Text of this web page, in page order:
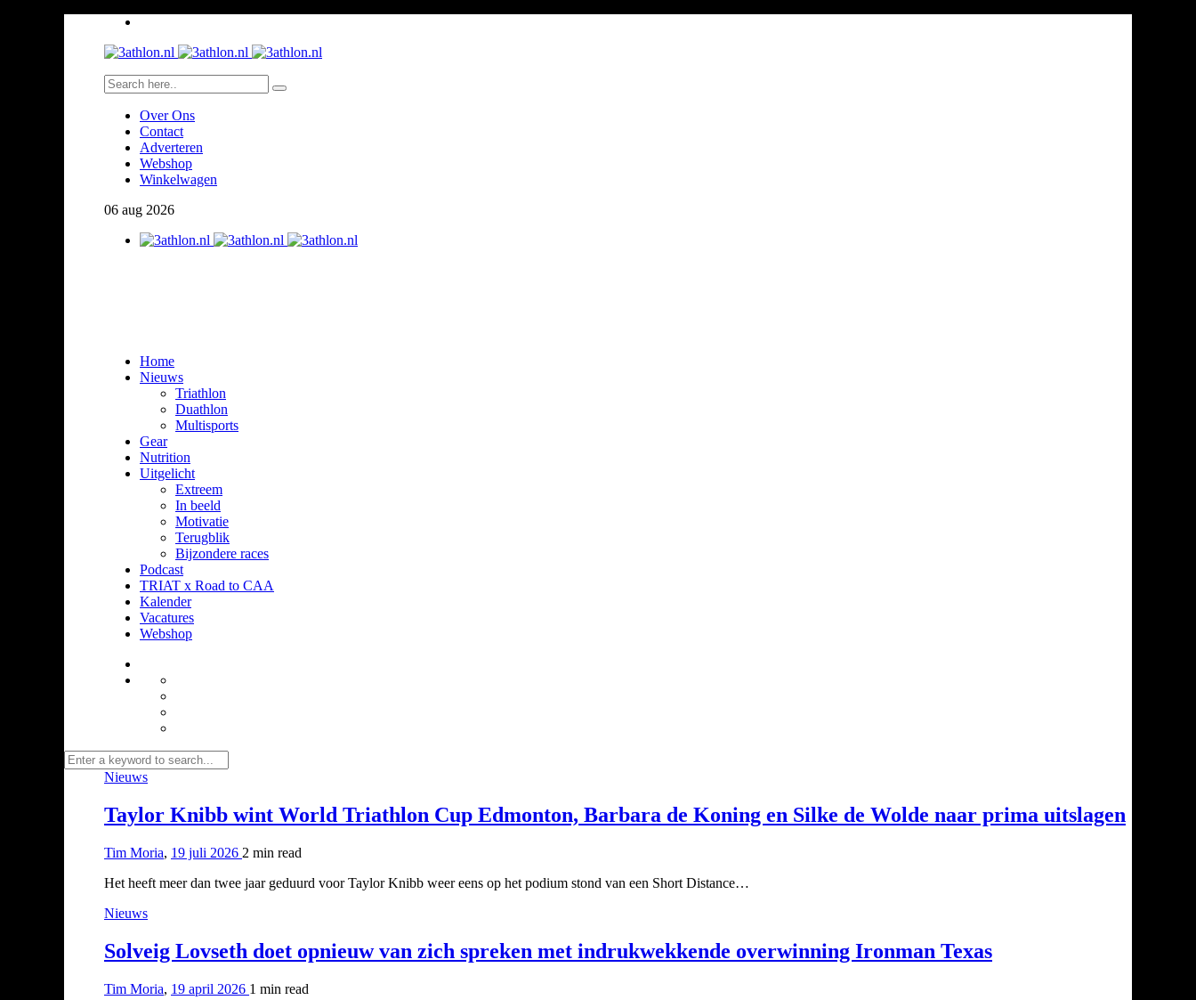
Over Ons
Contact
Adverteren
Webshop
Winkelwagen
06 aug 2026
Home
Nieuws
Triathlon
Duathlon
Multisports
Gear
Nutrition
Uitgelicht
Extreem
In beeld
Motivatie
Terugblik
Bijzondere races
Podcast
TRIAT x Road to CAA
Kalender
Vacatures
Webshop
Nieuws
Taylor Knibb wint World Triathlon Cup Edmonton, Barbara de Koning en Silke de Wolde naar prima uitslagen
Tim Moria, 19 juli 2026 2 min read
Het heeft meer dan twee jaar geduurd voor Taylor Knibb weer eens op het podium stond van een Short Distance…
Nieuws
Solveig Lovseth doet opnieuw van zich spreken met indrukwekkende overwinning Ironman Texas
Tim Moria, 19 april 2026 1 min read